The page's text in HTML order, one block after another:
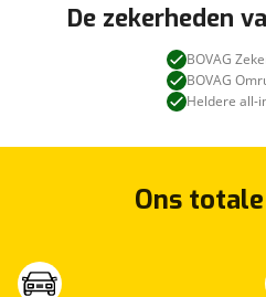
De zekerheden
BOVAG
BOVAG
Heldere all-
Ons